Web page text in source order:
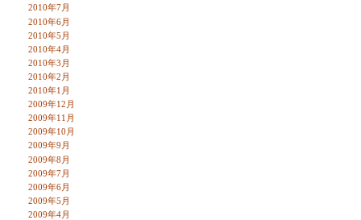
2010年7月
2010年6月
2010年5月
2010年4月
2010年3月
2010年2月
2010年1月
2009年12月
2009年11月
2009年10月
2009年9月
2009年8月
2009年7月
2009年6月
2009年5月
2009年4月